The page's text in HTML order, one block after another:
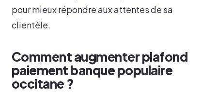
pour mieux répondre aux attentes de sa
clientèle.
Comment augmenter plafond
paiement banque populaire
occitane ?